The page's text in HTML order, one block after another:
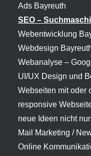
Ads Bayreuth
SEO –
Webentwicklung
Webdesign
Webanalyse –
UI/UX Design und
Webseiten mit oder
responsive
neue Ideen nicht
Mail Marketing /
Online